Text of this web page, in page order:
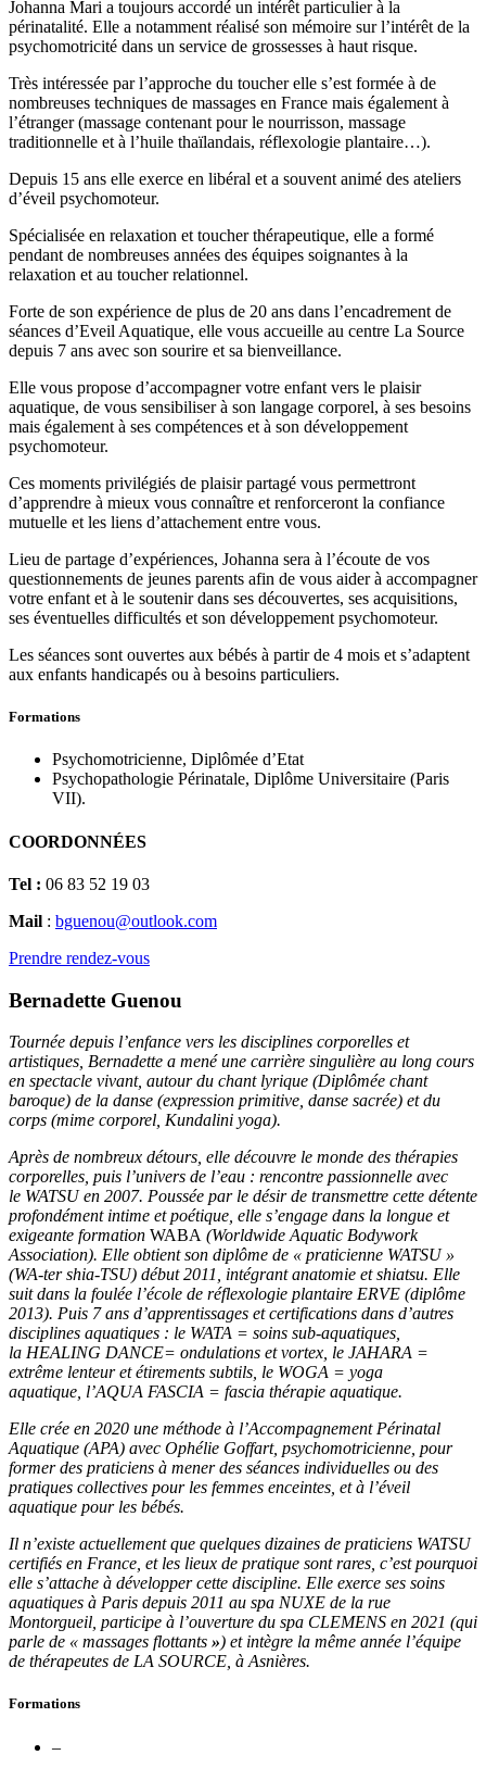
Johanna Mari a toujours accordé un intérêt particulier à la
périnatalité. Elle a notamment réalisé son mémoire sur l’intérêt de la
psychomotricité dans un service de grossesses à haut risque.
Très intéressée par l’approche du toucher elle s’est formée à de
nombreuses techniques de massages en France mais également à
l’étranger (massage contenant pour le nourrisson, massage
traditionnelle et à l’huile thaïlandais, réflexologie plantaire…).
Depuis 15 ans elle exerce en libéral et a souvent animé des ateliers
d’éveil psychomoteur.
Spécialisée en relaxation et toucher thérapeutique, elle a formé
pendant de nombreuses années des équipes soignantes à la
relaxation et au toucher relationnel.
Forte de son expérience de plus de 20 ans dans l’encadrement de
séances d’Eveil Aquatique, elle vous accueille au centre La Source
depuis 7 ans avec son sourire et sa bienveillance.
Elle vous propose d’accompagner votre enfant vers le plaisir
aquatique, de vous sensibiliser à son langage corporel, à ses besoins
mais également à ses compétences et à son développement
psychomoteur.
Ces moments privilégiés de plaisir partagé vous permettront
d’apprendre à mieux vous connaître et renforceront la confiance
mutuelle et les liens d’attachement entre vous.
Lieu de partage d’expériences, Johanna sera à l’écoute de vos
questionnements de jeunes parents afin de vous aider à accompagner
votre enfant et à le soutenir dans ses découvertes, ses acquisitions,
ses éventuelles difficultés et son développement psychomoteur.
Les séances sont ouvertes aux bébés à partir de 4 mois et s’adaptent
aux enfants handicapés ou à besoins particuliers.
Formations
Psychomotricienne, Diplômée d’Etat
Psychopathologie Périnatale, Diplôme Universitaire (Paris
VII).
COORDONNÉES
Tel : 06 83 52 19 03
Mail : bguenou@outlook.com
Prendre rendez-vous
Bernadette Guenou
Tournée depuis l’enfance vers les disciplines corporelles et
artistiques, Bernadette a mené une carrière singulière au long cours
en spectacle vivant, autour du chant lyrique (Diplômée chant
baroque) de la danse (expression primitive, danse sacrée) et du
corps (mime corporel, Kundalini yoga).
Après de nombreux détours, elle découvre le monde des thérapies
corporelles, puis l’univers de l’eau : rencontre passionnelle avec
le WATSU en 2007. Poussée par le désir de transmettre cette détente
profondément intime et poétique, elle s’engage dans la longue et
exigeante formation WABA (Worldwide Aquatic Bodywork
Association). Elle obtient son diplôme de « praticienne WATSU »
(WA-ter shia-TSU) début 2011, intégrant anatomie et shiatsu. Elle
suit dans la foulée l’école de réflexologie plantaire ERVE (diplôme
2013). Puis 7 ans d’apprentissages et certifications dans d’autres
disciplines aquatiques : le WATA = soins sub-aquatiques,
la HEALING DANCE= ondulations et vortex, le JAHARA =
extrême lenteur et étirements subtils, le WOGA = yoga
aquatique, l’AQUA FASCIA = fascia thérapie aquatique.
Elle crée en 2020 une méthode à l’Accompagnement Périnatal
Aquatique (APA) avec Ophélie Goffart, psychomotricienne, pour
former des praticiens à mener des séances individuelles ou des
pratiques collectives pour les femmes enceintes, et à l’éveil
aquatique pour les bébés.
Il n’existe actuellement que quelques dizaines de praticiens WATSU
certifiés en France, et les lieux de pratique sont rares, c’est pourquoi
elle s’attache à développer cette discipline. Elle exerce ses soins
aquatiques à Paris depuis 2011 au spa NUXE de la rue
Montorgueil, participe à l’ouverture du spa CLEMENS en 2021 (qui
parle de « massages flottants ») et intègre la même année l’équipe
de thérapeutes de LA SOURCE, à Asnières.
Formations
–